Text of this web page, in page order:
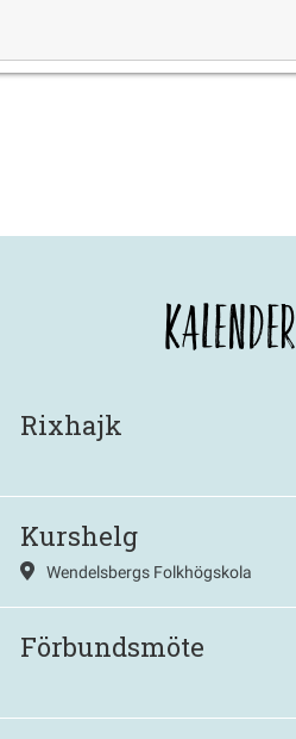
KALENDER
Rixhajk
Kurshelg
Wendelsbergs Folkhögskola
Förbundsmöte